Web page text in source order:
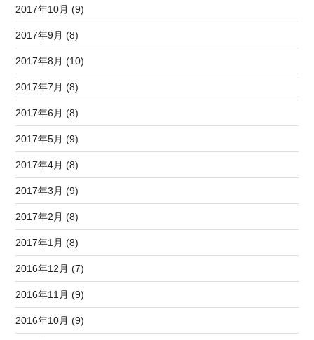
2017年10月 (9)
2017年9月 (8)
2017年8月 (10)
2017年7月 (8)
2017年6月 (8)
2017年5月 (9)
2017年4月 (8)
2017年3月 (9)
2017年2月 (8)
2017年1月 (8)
2016年12月 (7)
2016年11月 (9)
2016年10月 (9)